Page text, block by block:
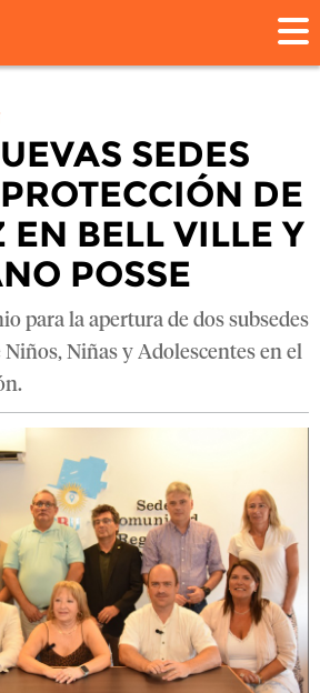
SEDES
DE
BELL VILLE Y
POSSE
para la apertura de dos subsedes
Niños, Niñas y Adolescentes en el